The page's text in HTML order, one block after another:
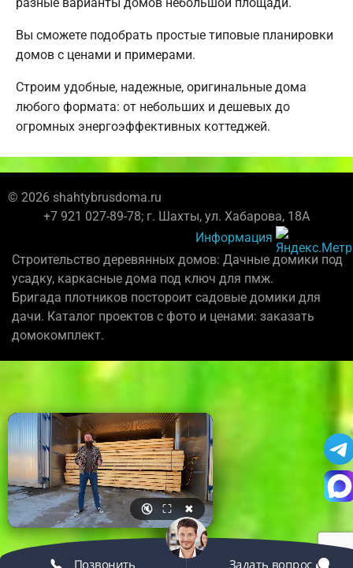
Вы сможете подобрать простые типовые планировки
домов с ценами и примерами.
Строим удобные, надежные, оригинальные дома
любого формата: от небольших и дешевых до
огромных энергоэффективных коттеджей.
© 2026 shahtybrusdoma.ru
+7 921 027-89-78; г. Шахты, ул. Хабарова, 18А
Информация
Строительство деревянных домов: Дачные домики под
усадку, каркасные дома под ключ для пмж.
Бригада плотников постороит садовые домики для
дачи. Каталог проектов с фото и ценами: заказать
домокомплект.
🔇 ⛶ ✖
Позвонить Задать вопрос